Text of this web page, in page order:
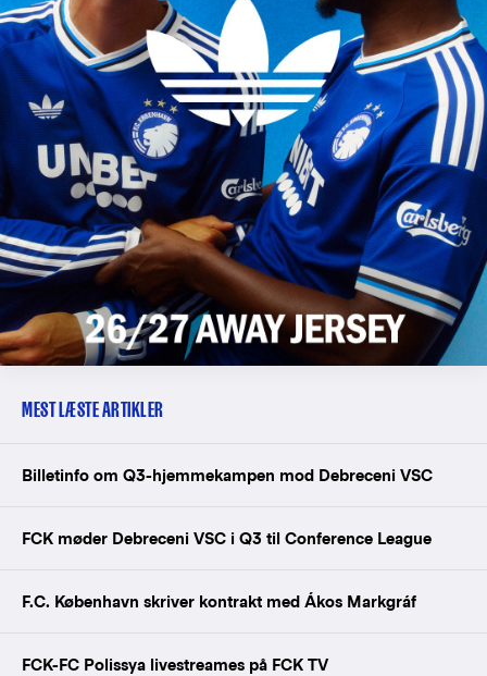
MEST LÆSTE ARTIKLER
Billetinfo om Q3-hjemmekampen mod Debreceni VSC
FCK møder Debreceni VSC i Q3 til Conference League
F.C. København skriver kontrakt med Ákos Markgráf
FCK-FC Polissya livestreames på FCK TV